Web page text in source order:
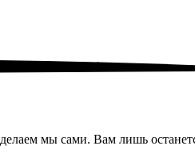
мы сами. Вам лишь